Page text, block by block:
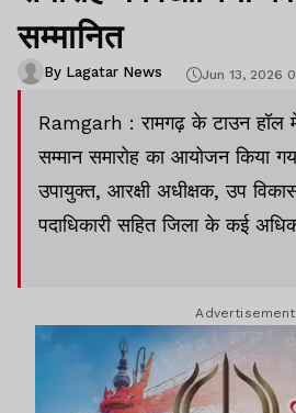
सम्मानित
By Lagatar News Jun 13, 2026
Ramgarh : रामगढ़ के टाउन हॉल
सम्मान समारोह का आयोजन किया
उपायुक्त, आरक्षी अधीक्षक, उप
पदाधिकारी सहित जिला के कई
Advertisement